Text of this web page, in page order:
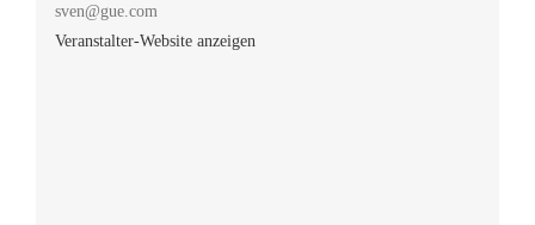
sven@gue.com
Veranstalter-Website anzeigen